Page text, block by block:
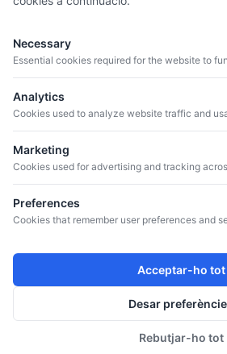
MENÚ
QUI SOM
CATÀLEG
CELLERS
BLOG
+34 934 807 041
info@iguazuvinos.com
Av. de la Riera, 11, Nave 1, 08960
Instagram
Necessary
Essential cookies required for the website to
Analytics
Cookies used to analyze website traffic and
Marketing
Cookies used for advertising and tracking
Preferences
Cookies that remember user preferences and
Acceptar-ho tot
Desar
Rebutjar-ho tot